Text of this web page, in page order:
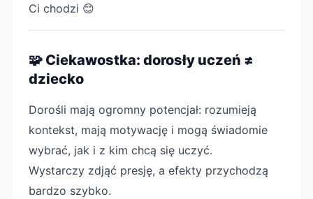
Ci chodzi 😊
🧩 Ciekawostka: dorosły uczeń ≠
dziecko
Dorośli mają ogromny potencjał: rozumieją
kontekst, mają motywację i mogą świadomie
wybrać, jak i z kim chcą się uczyć.
Wystarczy zdjąć presję, a efekty przychodzą
bardzo szybko.